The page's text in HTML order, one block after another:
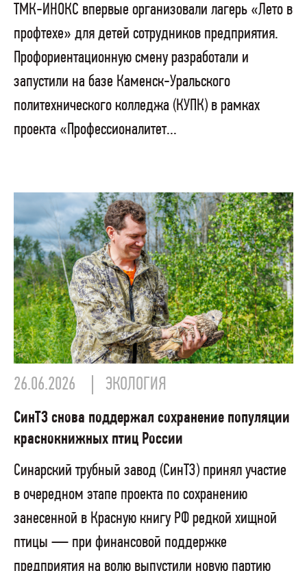
ТМК-ИНОКС впервые организовали лагерь «Лето в
профтехе» для детей сотрудников предприятия.
Профориентационную смену разработали и
запустили на базе Каменск-Уральского
политехнического колледжа (КУПК) в рамках
проекта «Профессионалитет...
26.06.2026 ЭКОЛОГИЯ
СинТЗ снова поддержал сохранение популяции
краснокнижных птиц России
Синарский трубный завод (СинТЗ) принял участие
в очередном этапе проекта по сохранению
занесенной в Красную книгу РФ редкой хищной
птицы — при финансовой поддержке
предприятия на волю выпустили новую партию